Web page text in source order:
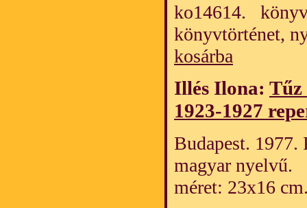
ko14614.
könyvtörténet,
kosárba
Illés Ilona: Tűz
1923-1927
Budapest.
magyar nyelvű.
méret: 23x16